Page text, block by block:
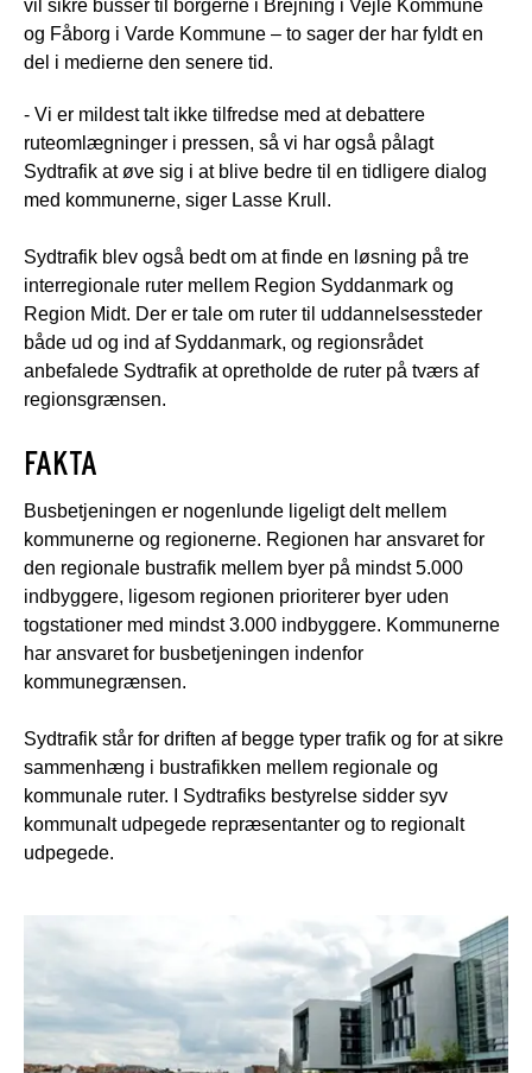
vil sikre busser til borgerne i Brejning i Vejle Kommune
og Fåborg i Varde Kommune – to sager der har fyldt en
del i medierne den senere tid.
- Vi er mildest talt ikke tilfredse med at debattere
ruteomlægninger i pressen, så vi har også pålagt
Sydtrafik at øve sig i at blive bedre til en tidligere dialog
med kommunerne, siger Lasse Krull.
Sydtrafik blev også bedt om at finde en løsning på tre
interregionale ruter mellem Region Syddanmark og
Region Midt. Der er tale om ruter til uddannelsessteder
både ud og ind af Syddanmark, og regionsrådet
anbefalede Sydtrafik at opretholde de ruter på tværs af
regionsgrænsen.
FAKTA
Busbetjeningen er nogenlunde ligeligt delt mellem
kommunerne og regionerne. Regionen har ansvaret for
den regionale bustrafik mellem byer på mindst 5.000
indbyggere, ligesom regionen prioriterer byer uden
togstationer med mindst 3.000 indbyggere. Kommunerne
har ansvaret for busbetjeningen indenfor
kommunegrænsen.
Sydtrafik står for driften af begge typer trafik og for at sikre
sammenhæng i bustrafikken mellem regionale og
kommunale ruter. I Sydtrafiks bestyrelse sidder syv
kommunalt udpegede repræsentanter og to regionalt
udpegede.